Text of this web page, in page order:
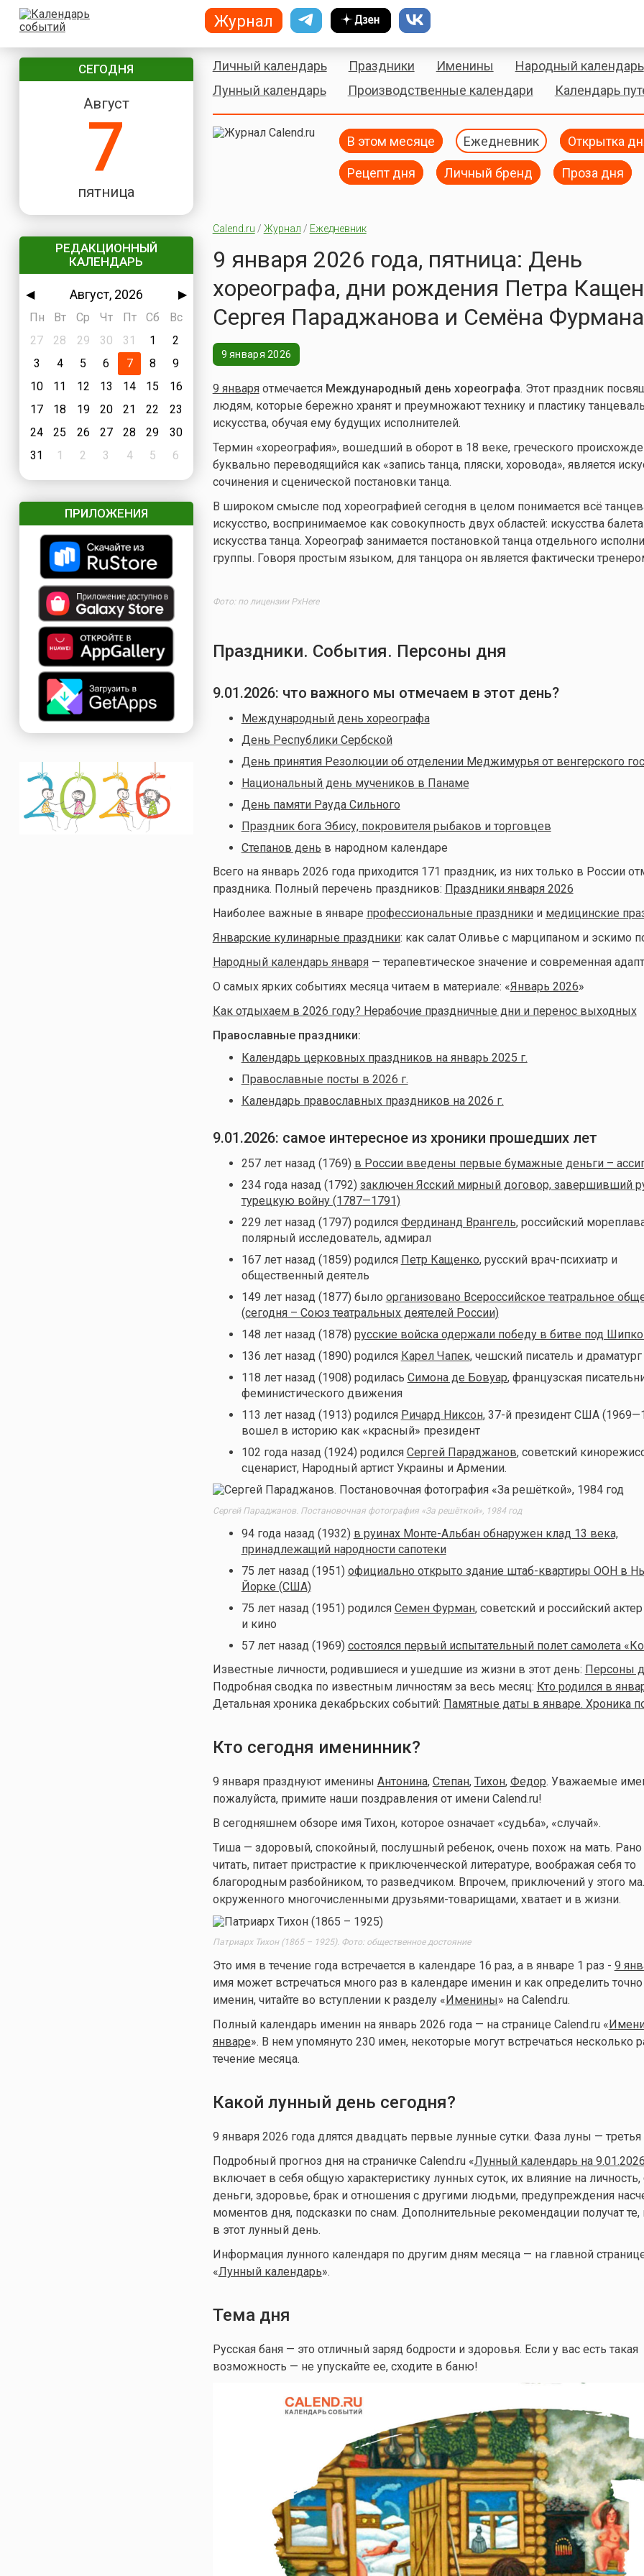
СЕГОДНЯ
Август
7
пятница
РЕДАКЦИОННЫЙ
КАЛЕНДАРЬ
◀ Август, 2026
▶
Пн
Вт Ср Чт Пт Сб
Вс
27
28 29 30 31 1
2
3
4 5 6 7 8
9
10
11 12 13 14 15
16
17
18 19 20 21 22
23
24
25 26 27 28 29
30
31
1 2 3 4 5 6
ПРИЛОЖЕНИЯ
Личный календарь Праздники Именины Народный календарь
Лунный календарь
Производственные календари Календарь
В этом месяце Ежедневник Открытка
Рецепт дня Личный бренд Проза дня
Calend.ru / Журнал / Ежедневник
9 января 2026 года, пятница: День
хореографа, дни рождения Петра
Сергея Параджанова и Семёна Фурмана
9 января 2026
9 январяотмечается Международный день хореографа. Этот праздник
людям, которые бережно хранят и преумножают технику и пластику
искусства, обучая ему будущих исполнителей.
Термин «хореография», вошедший в оборот в 18 веке, греческого
буквально переводящийся как «запись танца, пляски, хоровода», является
сочинения и сценической постановки танца.
В широком смысле под хореографией сегодня в целом понимается всё
искусство, воспринимаемое как совокупность двух областей: искусства
искусства танца. Хореограф занимается постановкой танца отдельного
группы. Говоря простым языком, для танцора он является фактически
Фото: по лицензии PxHere
Праздники. События. Персоны дня
9.01.2026: что важного мы отмечаем в этот день?
Международный день хореографа
День Республики Сербской
День принятия Резолюции об отделении Меджимурья от венгерского
Национальный день мучеников в Панаме
День памяти Рауда Сильного
Праздник бога Эбису, покровителя рыбаков и торговцев
Степанов день в народном календаре
Всего на январь 2026 года приходится 171 праздник, из них только в России
праздника. Полный перечень праздников: Праздники января 2026
Наиболее важные в январе профессиональные праздникии медицинские
Январские кулинарные праздники: как салат Оливье с марципаном и эскимо
Народный календарь января— терапевтическое значение и современная
О самых ярких событиях месяца читаем в материале: «Январь 2026»
Как отдыхаем в 2026 году? Нерабочие праздничные дни и перенос выходных
Православные праздники:
Календарь церковных праздников на январь 2025 г.
Православные посты в 2026 г.
Календарь православных праздников на 2026 г.
9.01.2026: самое интересное из хроники прошедших лет
257 лет назад (1769) в России введены первые бумажные деньги –
234 года назад (1792) заключен Ясский мирный договор, завершивший
турецкую войну (1787—1791)
229 лет назад (1797) родился Фердинанд Врангель, российский
полярный исследователь, адмирал
167 лет назад (1859) родился Петр Кащенко, русский врач-психиатр и
общественный деятель
149 лет назад (1877) было организовано Всероссийское театральное
(сегодня – Союз театральных деятелей России)
148 лет назад (1878) русские войска одержали победу в битве под
136 лет назад (1890) родился Карел Чапек, чешский писатель и драматург
118 лет назад (1908) родилась Симона де Бовуар, французская
феминистического движения
113 лет назад (1913) родился Ричард Никсон, 37-й президент США
вошел в историю как «красный» президент
102 года назад (1924) родился Сергей Параджанов, советский
сценарист, Народный артист Украины и Армении.
Сергей Параджанов. Постановочная фотография «За решёткой», 1984 год
94 года назад (1932) в руинах Монте-Альбан обнаружен клад 13 века,
принадлежащий народности сапотеки
75 лет назад (1951) официально открыто здание штаб-квартиры ООН в
Йорке (США)
75 лет назад (1951) родился Семен Фурман, советский и российский актер
и кино
57 лет назад (1969) состоялся первый испытательный полет самолета
Известные личности, родившиеся и ушедшие из жизни в этот день: Персоны
Подробная сводка по известным личностям за весь месяц: Кто родился в
Детальная хроника декабрьских событий: Памятные даты в январе. Хроника
Кто сегодня именинник?
9 января празднуют именины Антонина, Степан, Тихон, Федор. Уважаемые
пожалуйста, примите наши поздравления от имени Calend.ru!
В сегодняшнем обзоре имя Тихон, которое означает «судьба», «случай».
Тиша — здоровый, спокойный, послушный ребенок, очень похож на мать. Рано
читать, питает пристрастие к приключенческой литературе, воображая себя то
благородным разбойником, то разведчиком. Впрочем, приключений у этого
окруженного многочисленными друзьями-товарищами, хватает и в жизни.
Патриарх Тихон (1865 – 1925). Фото: общественное достояние
Это имя в течение года встречается в календаре 16 раз, а в январе 1 раз - 9
имя может встречаться много раз в календаре именин и как определить точно
именин, читайте во вступлении к разделу « Именины» на Calend.ru.
Полный календарь именин на январь 2026 года — на странице Calend.ru «
январе». В нем упомянуто 230 имен, некоторые могут встречаться несколько
течение месяца.
Какой лунный день сегодня?
9 января 2026 года длятся двадцать первые лунные сутки. Фаза луны — третья
Подробный прогноз дня на страничке Calend.ru «Лунный календарь на 9.01.2026
включает в себя общую характеристику лунных суток, их влияние на личность,
деньги, здоровье, брак и отношения с другими людьми, предупреждения
моментов дня, подсказки по снам. Дополнительные рекомендации получат те,
в этот лунный день.
Информация лунного календаря по другим дням месяца — на главной
«Лунный календарь».
Тема дня
Русская баня — это отличный заряд бодрости и здоровья. Если у вас есть такая
возможность — не упускайте ее, сходите в баню!
Журнал